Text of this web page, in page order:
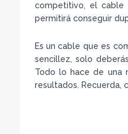
competitivo, el cable
permitirá conseguir
Es un cable que es
sencillez, solo
Todo lo hace de una
resultados. Recuerda,